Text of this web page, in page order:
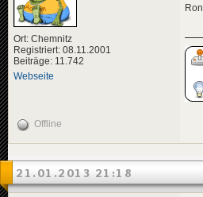
Ort: Chemnitz
Registriert: 08.11.2001
Beiträge: 11.742
Webseite
Ron
Offline
21.01.2013 21:18